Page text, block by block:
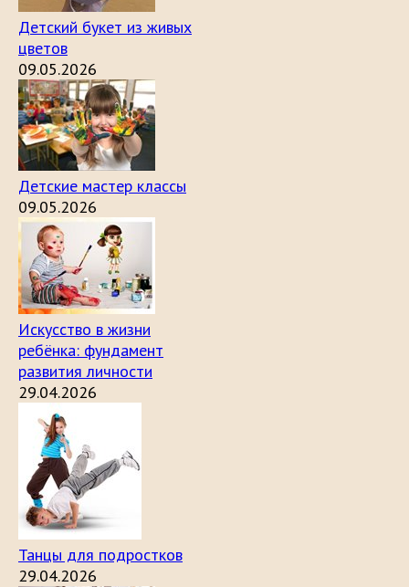
Детский букет из живых
цветов
09.05.2026
Детские мастер классы
09.05.2026
Искусство в жизни
ребёнка: фундамент
развития личности
29.04.2026
Танцы для подростков
29.04.2026